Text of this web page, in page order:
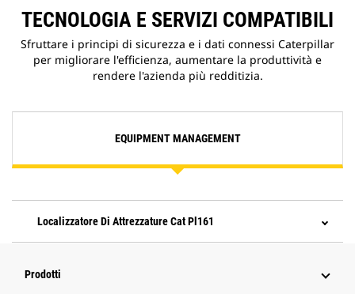
TECNOLOGIA E SERVIZI COMPATIBILI
Sfruttare i principi di sicurezza e i dati connessi Caterpillar
per migliorare l'efficienza, aumentare la produttività e
rendere l'azienda più redditizia.
EQUIPMENT MANAGEMENT
Localizzatore Di Attrezzature Cat Pl161
Prodotti